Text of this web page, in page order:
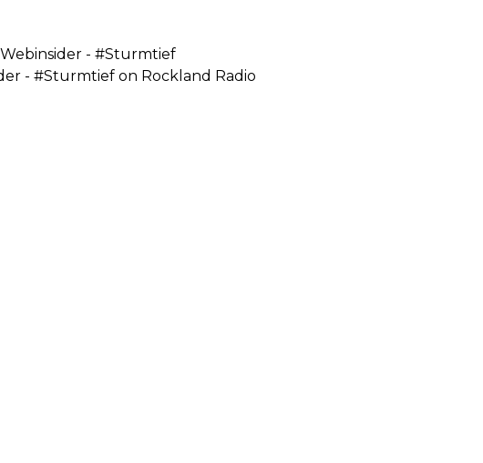
- #Sturmtief
- #Sturmtief on Rockland Radio